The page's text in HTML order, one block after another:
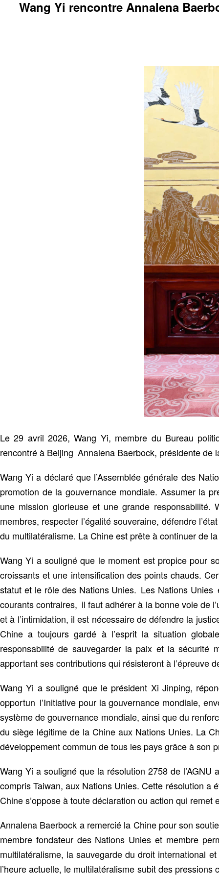
Wang Yi rencontre Annalena
Le 29 avril 2026, Wang Yi, membre du Bureau
rencontré à Beijing Annalena Baerbock, présidente de
Wang Yi a déclaré que l’Assemblée générale des
promotion de la gouvernance mondiale. Assumer la
une mission glorieuse et une grande
membres, respecter l’égalité souveraine, défendre
du multilatéralisme. La Chine est prête à continuer de
Wang Yi a souligné que le moment est propice pour
croissants et une intensification des points chauds.
statut et le rôle des Nations Unies. Les Nations
courants contraires, il faut adhérer à la bonne voie de
et à l’intimidation, il est nécessaire de défendre la
Chine a toujours gardé à l’esprit la situation
responsabilité de sauvegarder la paix et la sécurité
apportant ses contributions qui résisteront à l’épreuve
Wang Yi a souligné que le président Xi Jinping,
opportun l’Initiative pour la gouvernance mondiale,
système de gouvernance mondiale, ainsi que du
du siège légitime de la Chine aux Nations Unies. La
développement commun de tous les pays grâce à son
Wang Yi a souligné que la résolution 2758 de
compris Taiwan, aux Nations Unies. Cette résolution
Chine s’oppose à toute déclaration ou action qui remet
Annalena Baerbock a remercié la Chine pour son
membre fondateur des Nations Unies et membre
multilatéralisme, la sauvegarde du droit international
l’heure actuelle, le multilatéralisme subit des